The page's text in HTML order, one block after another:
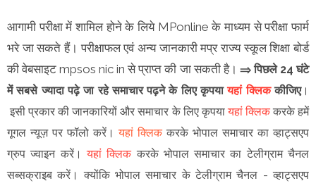
आगामी परीक्षा में शामिल होने के लिये MPonline के माध्यम से परीक्षा फार्म
भरे जा सकते हैं। परीक्षाफल एवं अन्य जानकारी मप्र राज्य स्कूल शिक्षा बोर्ड
की वेबसाइट mpsos nic in से प्राप्त की जा सकती है। ⇒ पिछले 24 घंटे
में सबसे ज्यादा पढ़े जा रहे समाचार पढ़ने के लिए कृपयायहां क्लिककीजिए।
इसी प्रकार की जानकारियों और समाचार के लिए कृपयायहां क्लिककरके हमें
गूगल न्यूज़ पर फॉलो करें ।यहां क्लिककरके भोपाल समाचार का व्हाट्सएप
ग्रुप ज्वाइन करें। यहां क्लिककरके भोपाल समाचार का टेलीग्राम चैनल
सब्सक्राइब करें। क्योंकि भोपाल समाचार के टेलीग्राम चैनल -व्हाट्सएप